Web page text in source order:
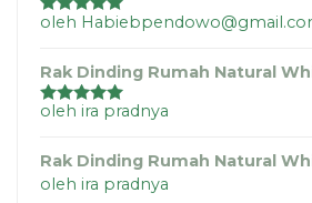
Dinilai5 dari
oleh
Rak Dinding Rumah Natural
Dinilai5dari
oleh ira pradnya
Rak Dinding Rumah Natural
oleh ira pradnya